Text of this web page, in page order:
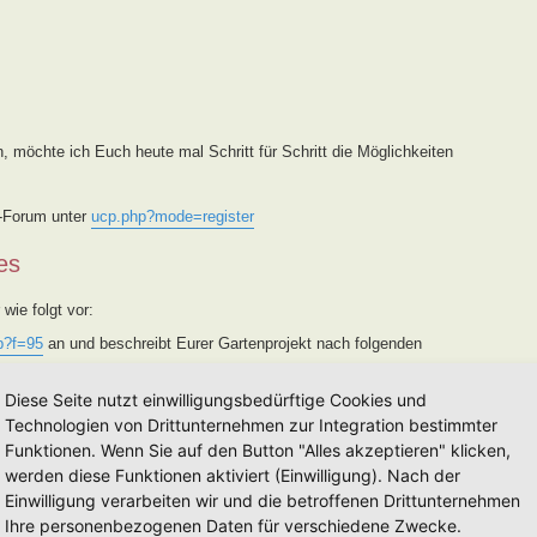
möchte ich Euch heute mal Schritt für Schritt die Möglichkeiten
unter ucp.php?mode=register
folgt vor:
an und beschreibt Eurer Gartenprojekt nach folgenden
geprüft und Kategorisiert.
ich diesen in das Forum viewforum.php?f=94und trage ihn in
ein. Des weiteren wird er von mir auf der FB-Seite, FB-Gruppe
vorgestellt. Sollte eine Vorstellungnichtgewünscht sein,
im Betreff [Weg MM-YY] versehen, eine Eintragung in die
in die einjährige Lehr- und Entwicklungszeit (Alle Informationen
Diese Seite nutzt einwilligungsbedürftige Cookies und
Technologien von Drittunternehmen zur Integration bestimmter
Funktionen. Wenn Sie auf den Button "Alles akzeptieren" klicken,
werden diese Funktionen aktiviert (Einwilligung). Nach der
Einwilligung verarbeiten wir und die betroffenen Drittunternehmen
Ihre personenbezogenen Daten für verschiedene Zwecke.